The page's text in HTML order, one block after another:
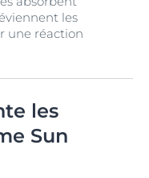
les
une réaction
les
Sun